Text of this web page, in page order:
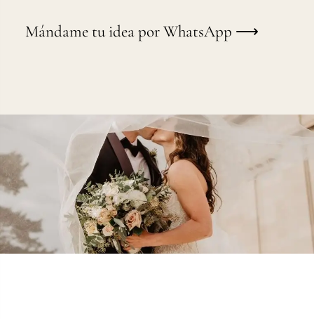
Mándame tu idea por WhatsApp ⟶